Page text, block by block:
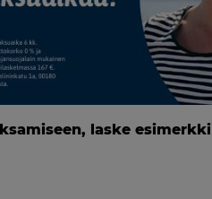
laske esimerkki